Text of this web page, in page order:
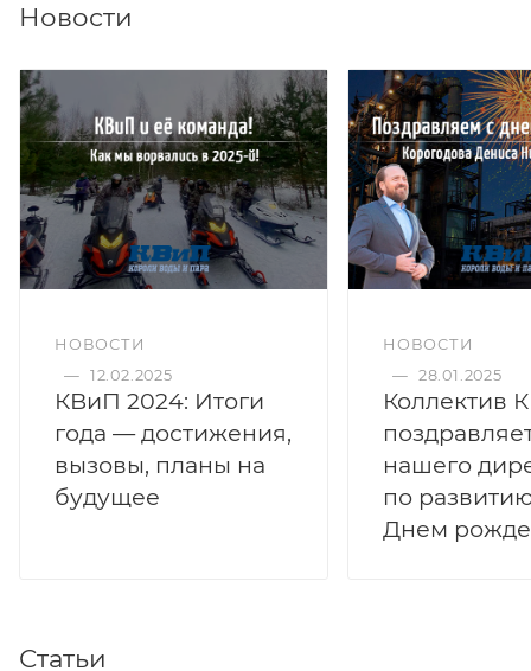
Новости
НОВОСТИ
— 12.02.2025
КВиП 2024: Итоги
года — достижения,
вызовы, планы на
будущее
НОВОСТИ
— 28.01.2025
Коллектив
нашего
по
Днем
Статьи